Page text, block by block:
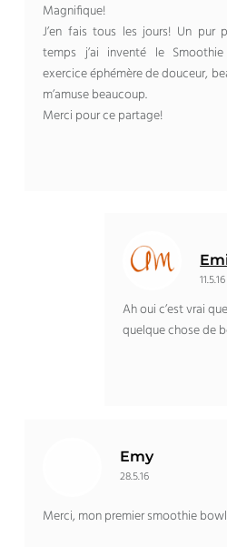
Magnifique!
J’en fais tous les jours! Un pur
temps j’ai inventé le
exercice éphémère de douceur,
m’amuse beaucoup.
Merci pour ce partage!
11.5.16
Ah oui c’est vrai
quelque chose de
Emy
28.5.16
Merci, mon premier smoothie